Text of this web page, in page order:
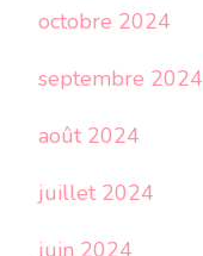
octobre 2024
septembre 2024
août 2024
juillet 2024